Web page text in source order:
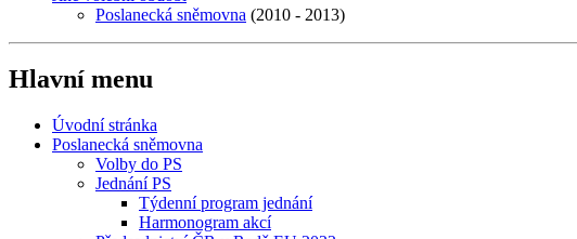
Poslanecká sněmovna (2010 - 2013)
Hlavní menu
Úvodní stránka
Poslanecká sněmovna
Volby do PS
Jednání PS
Týdenní program jednání
Harmonogram akcí